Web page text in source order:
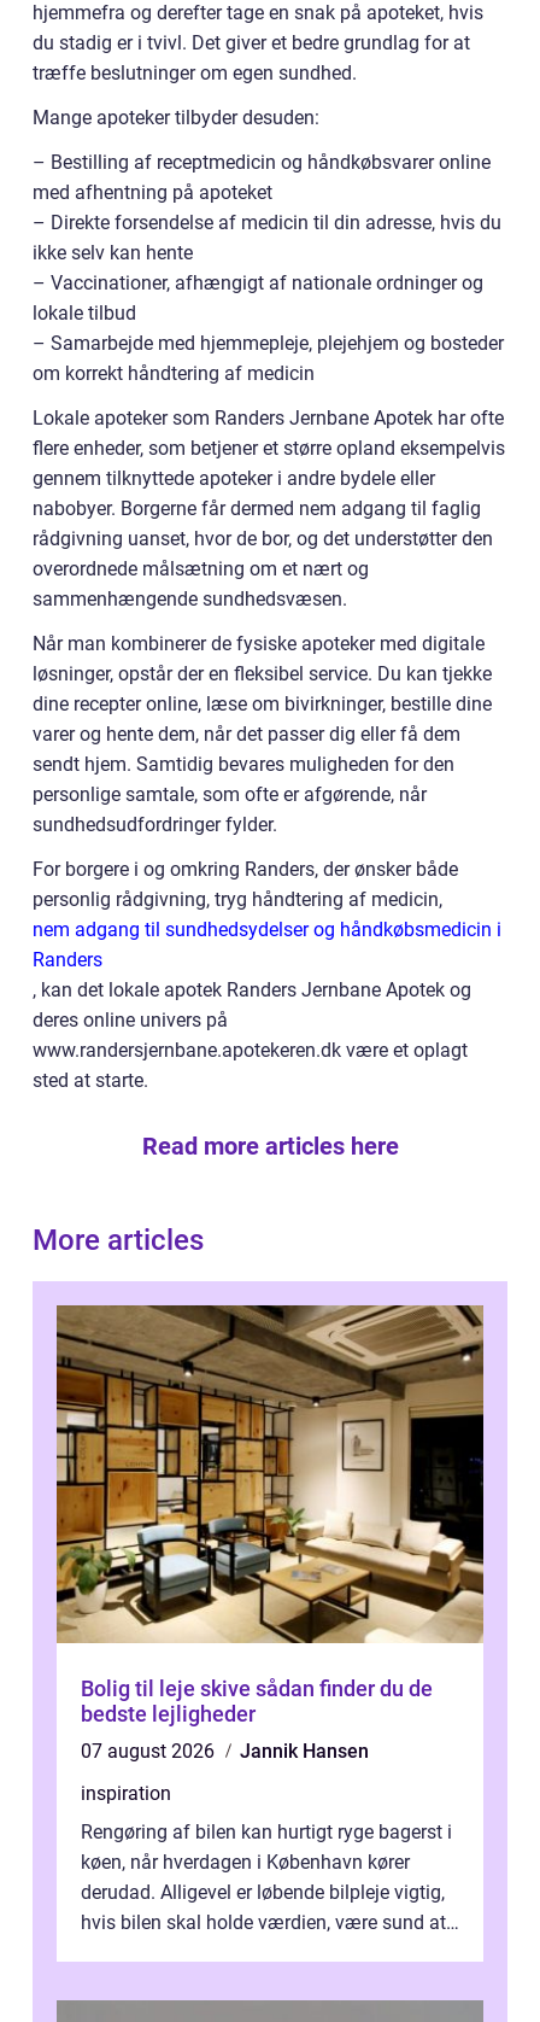
hjemmefra og derefter tage en snak på apoteket, hvis
du stadig er i tvivl. Det giver et bedre grundlag for at
træffe beslutninger om egen sundhed.
Mange apoteker tilbyder desuden:
– Bestilling af receptmedicin og håndkøbsvarer online
med afhentning på apoteket
– Direkte forsendelse af medicin til din adresse, hvis du
ikke selv kan hente
– Vaccinationer, afhængigt af nationale ordninger og
lokale tilbud
– Samarbejde med hjemmepleje, plejehjem og bosteder
om korrekt håndtering af medicin
Lokale apoteker som Randers Jernbane Apotek har ofte
flere enheder, som betjener et større opland eksempelvis
gennem tilknyttede apoteker i andre bydele eller
nabobyer. Borgerne får dermed nem adgang til faglig
rådgivning uanset, hvor de bor, og det understøtter den
overordnede målsætning om et nært og
sammenhængende sundhedsvæsen.
Når man kombinerer de fysiske apoteker med digitale
løsninger, opstår der en fleksibel service. Du kan tjekke
dine recepter online, læse om bivirkninger, bestille dine
varer og hente dem, når det passer dig eller få dem
sendt hjem. Samtidig bevares muligheden for den
personlige samtale, som ofte er afgørende, når
sundhedsudfordringer fylder.
For borgere i og omkring Randers, der ønsker både
personlig rådgivning, tryg håndtering af medicin,
nem adgang til sundhedsydelser og håndkøbsmedicin i
Randers
, kan det lokale apotek Randers Jernbane Apotek og
deres online univers på
www.randersjernbane.apotekeren.dk være et oplagt
sted at starte.
Read more articles here
More articles
Bolig til leje skive sådan finder du de
bedste lejligheder
07 august 2026
Jannik Hansen
inspiration
Rengøring af bilen kan hurtigt ryge bagerst i
køen, når hverdagen i København kører
derudad. Alligevel er løbende bilpleje vigtig,
hvis bilen skal holde værdien, være sund at